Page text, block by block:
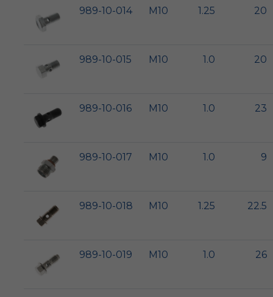
989-10-014 M10 1.25 20
989-10-015 M10 1.0 20
989-10-016 M10 1.0 23
989-10-017 M10 1.0 9
989-10-018 M10 1.25 22.5
989-10-019 M10 1.0 26